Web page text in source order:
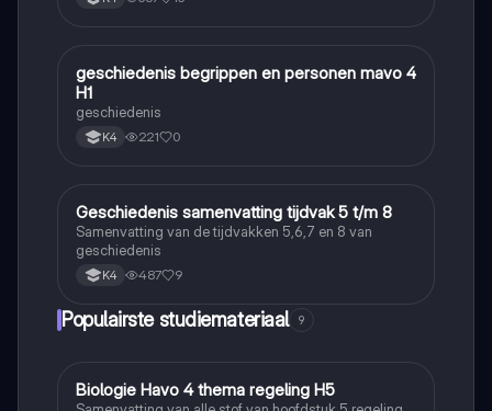
Geschiedenis
geschiedenis begrippen en personen mavo 4
H1
geschiedenis
K4 221 0
Geschiedenis
Geschiedenis samenvatting tijdvak 5 t/m 8
Samenvatting van de tijdvakken 5,6,7 en 8 van
geschiedenis
K4 487 9
Populairste studiemateriaal 9
Biologie
Biologie Havo 4 thema regeling H5